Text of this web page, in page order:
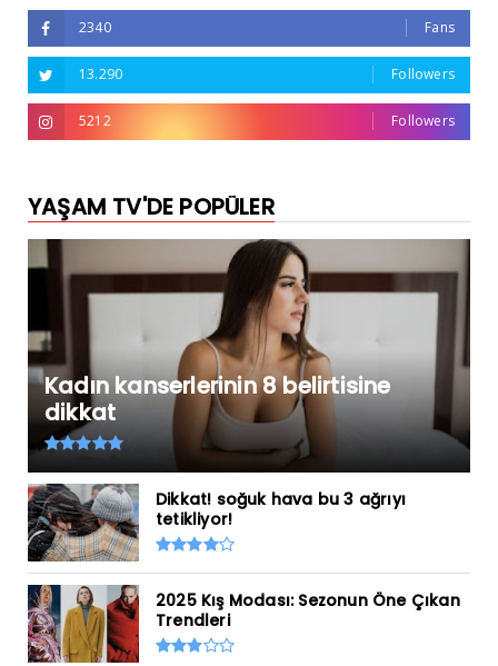
2340 Fans
13.290 Followers
5212 Followers
YAŞAM TV'DE POPÜLER
Kadın kanserlerinin 8 belirtisine
dikkat
Dikkat! soğuk hava bu 3 ağrıyı
tetikliyor!
2025 Kış Modası: Sezonun Öne Çıkan
Trendleri